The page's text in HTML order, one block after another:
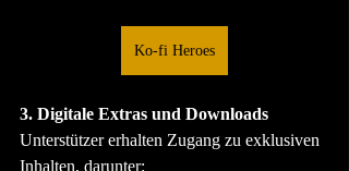
Ko-fi Heroes
3. Digitale Extras und Downloads
Unterstützer erhalten Zugang zu exklusiven
Inhalten, darunter: